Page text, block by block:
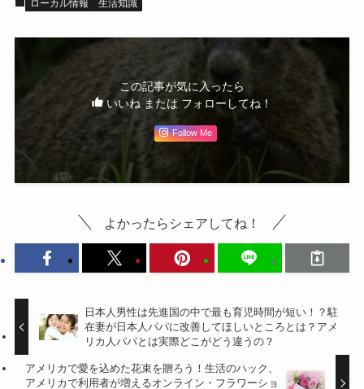
ローカル情報 生活知識
この記事が気に入ったら
いいね または フォローしてね！
Follow Me
よかったらシェアしてね！
日本人男性は先進国の中で最も育児時間が短い！？駐
在妻が日本人パパに改善してほしいところとは？アメ
リカ人パパとは実際どこがどう違うの？
アメリカで愛を込めた花束を贈ろう！生活のハック、
アメリカで利用者が増えるオンライン・フラワーショ